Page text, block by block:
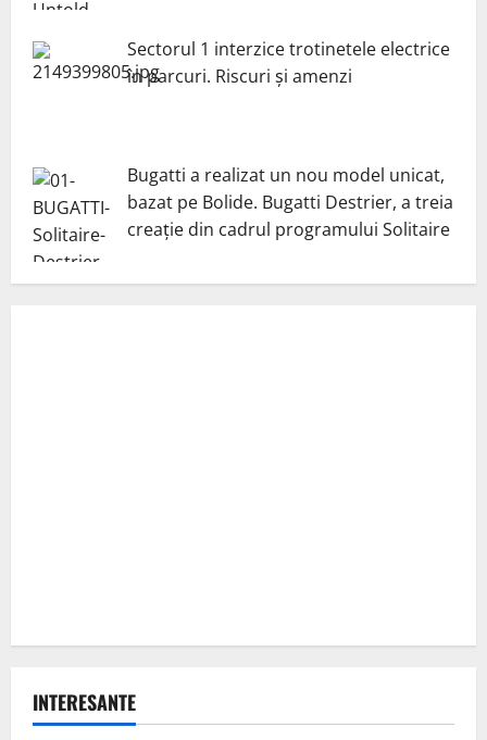
Sectorul 1 interzice trotinetele electrice
în parcuri. Riscuri și amenzi
Bugatti a realizat un nou model unicat,
bazat pe Bolide. Bugatti Destrier, a treia
creație din cadrul programului Solitaire
INTERESANTE